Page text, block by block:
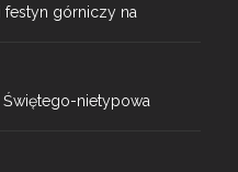
górniczy na
Świętego-nietypowa